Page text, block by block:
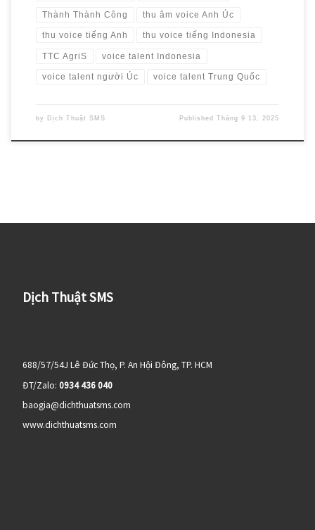
Thành Thành Công thu âm voice Anh Úc
thu voice tiếng Anh thu voice tiếng Indonesia
TTC AgriS voice talent Indonesia
voice talent người Úc voice talent Trung Quốc
by Dịch Thuật SMS PublishedTháng 9 13, 2025
Dịch Thuật SMS
688/57/54J Lê Đức Thọ, P. An Hội Đông, TP. HCM
ĐT/Zalo: 0934 436 040
baogia@dichthuatsms.com
www.dichthuatsms.com